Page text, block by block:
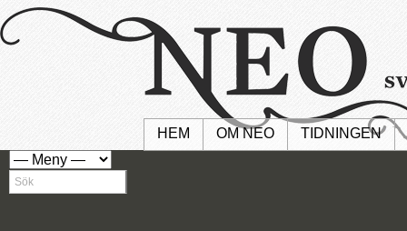
HEM OM NEO TIDNINGEN